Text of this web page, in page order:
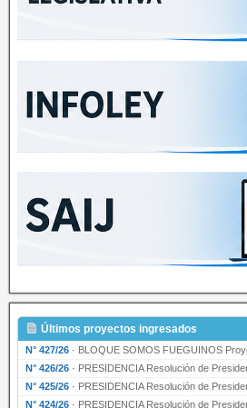
Últimos proyectos ingresados
N° 427/26 · BLOQUE SOMOS FUEGUINOS Proyecto de Declaración
N° 426/26 · PRESIDENCIA Resolución de Presidencia N° 216/26
N° 425/26 · PRESIDENCIA Resolución de Presidencia N° 212/26
N° 424/26 · PRESIDENCIA Resolución de Presidencia Nº 210/26